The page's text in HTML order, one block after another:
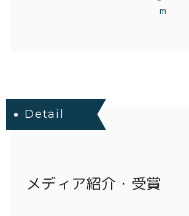
Detail
メディア紹介・受賞